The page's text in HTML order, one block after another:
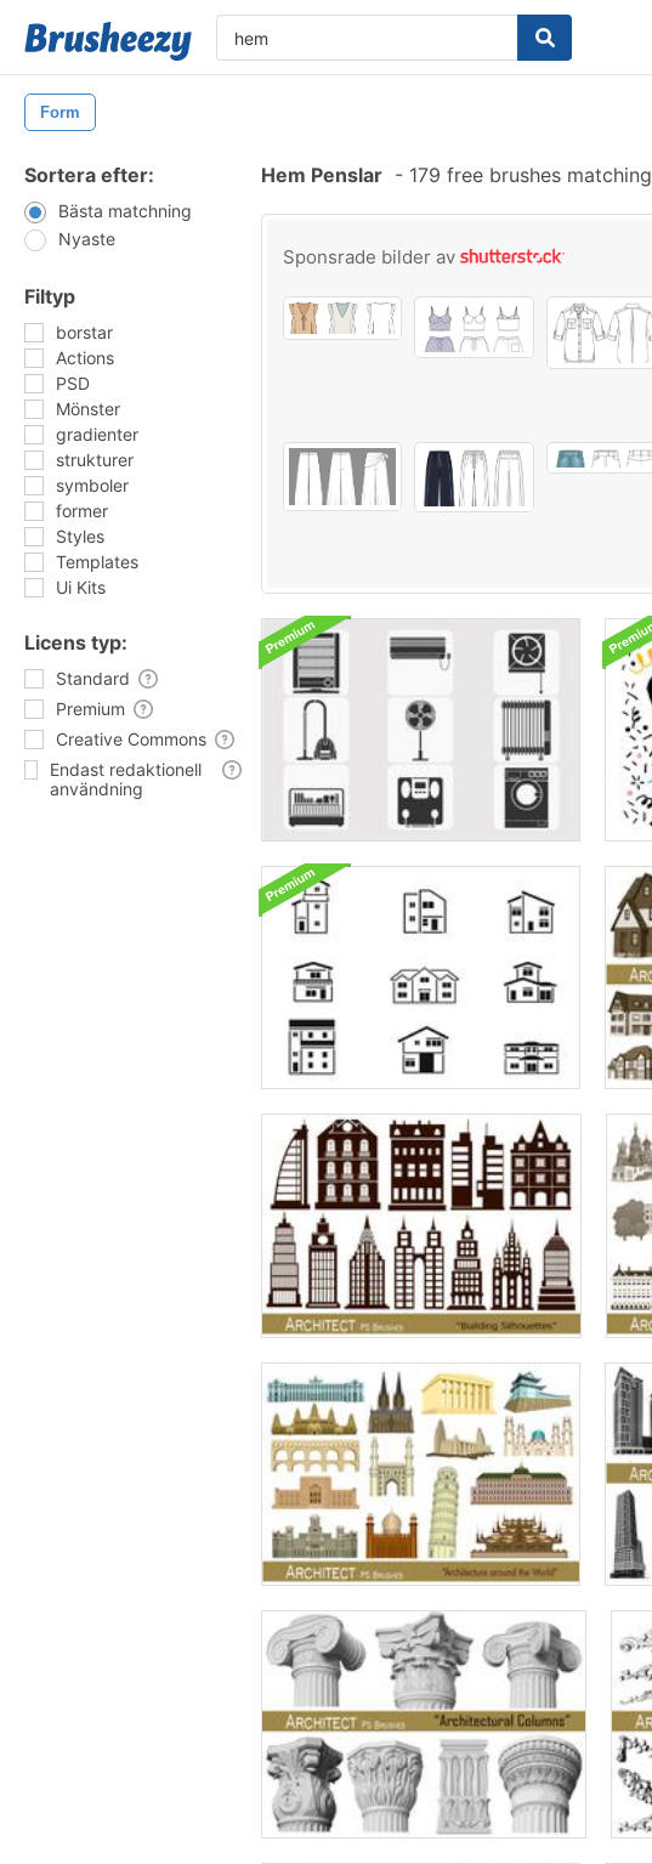
Form
Sortera efter:
Bästa matchning
Nyaste
Filtyp
borstar
Actions
PSD
Mönster
gradienter
strukturer
symboler
former
Styles
Templates
Ui Kits
Licens typ:
Standard
Premium
Creative Commons
Endast redaktionell
användning
Hem Penslar - 179 free brushes matching
Sponsrade bilder av